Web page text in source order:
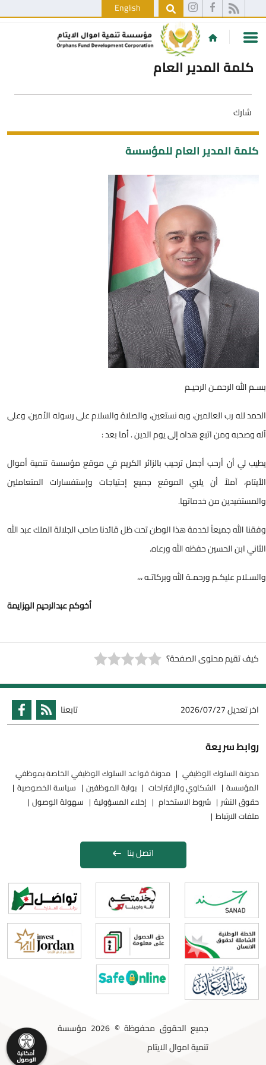
English
كلمة المدير العام
شارك
كلمة المدير العام للمؤسسة
بسـم الله الرحمـن الرحيـم
الحمد لله رب العالمين، وبه نستعين، والصلاة والسلام على رسوله الأمين، وعلى
آله وصحبه ومن اتبع هداه إلى يوم الدين . أما بعد :
يطيب لي أن أرحب أجمل ترحيب بالزائر الكريم في موقع مؤسسة تنمية أموال
الأيتام، آملاً أن يلبي الموقع جميع إحتياجات وإستفسارات المتعاملين
والمستفيدين من خدماتها.
وفقنا الله جميعاً لخدمة هذا الوطن تحت ظل قائدنا صاحب الجلالة الملك عبد الله
الثاني ابن الحسين حفظه الله ورعاه.
والسـلام عليكـم ورحمـة الله وبركاتـه ،،،
أخوكم عبدالرحيم الهزايمة
كيف تقيم محتوى الصفحة؟
اخر تعديل2026/07/27 تابعنا
روابط سريعة
مدونة السلوك الوظيفي
مدونة قواعد السلوك الوظيفي الخاصة بموظفي
المؤسسة
الشكاوي والإقتراحات بوابة الموظفين
سياسة الخصوصية
حقوق النشر
شروط الاستخدام إخلاء المسؤولية
سهولة الوصول
ملفات الارتباط
اتصل بنا
جميع الحقوق محفوظة © 2026 مؤسسة
تنمية اموال الايتام